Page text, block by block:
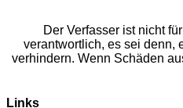
Der Verfasser ist nicht
verantwortlich, es sei denn,
verhindern. Wenn Schäden
Links